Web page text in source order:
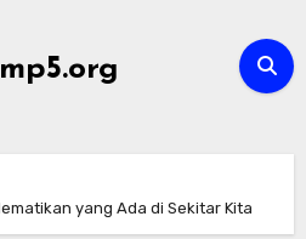
yang Ada di Sekitar Kita